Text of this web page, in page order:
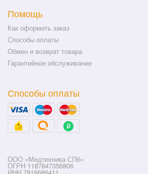
Помощь
Как оформить заказ
Способы оплаты
Обмен и возврат товара
Гарантийное обслуживание
Способы оплаты
ООО «Медтехника СПб»
ОГРН 1187847356806